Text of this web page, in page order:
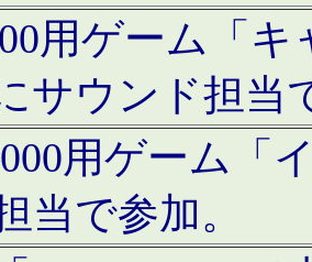
用ゲーム「
サウンド担当
用ゲーム「
当で参加。